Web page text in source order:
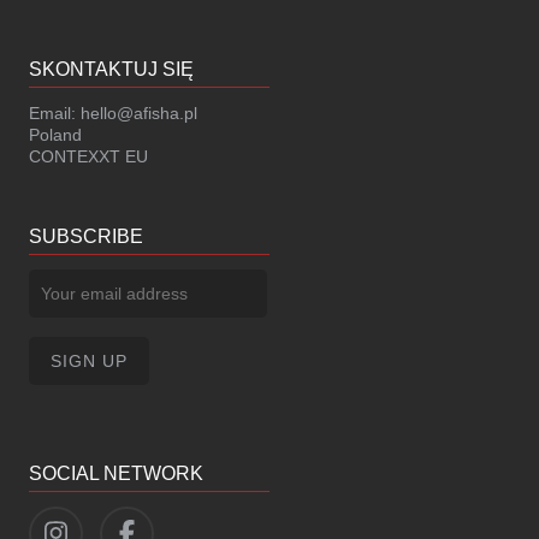
SKONTAKTUJ SIĘ
Email: hello@afisha.pl
Poland
CONTEXXT EU
SUBSCRIBE
SOCIAL NETWORK